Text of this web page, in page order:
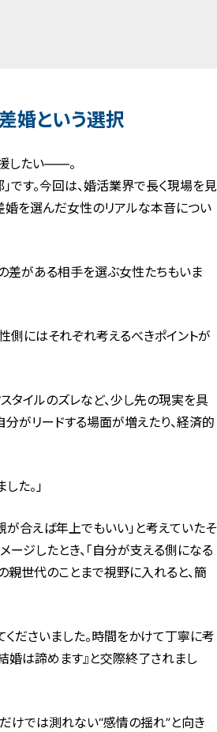
婚という選択
援したい――。
です。今回は、婚活業界で長く現場を見
婚を選んだ女性のリアルな本音につい
差がある相手を選ぶ女性たちもいま
側にはそれぞれ考えるべきポイントが
タイルのズレなど、少し先の現実を具
がリードする場面が増えたり、経済的
た。」
合えば年上でもいい」と考えていたそ
ージしたとき、「自分が支える側になる
親世代のことまで視野に入れると、簡
ださいました。時間をかけて丁寧に考
婚は諦めます』と交際終了されまし
けでは測れない“感情の揺れ”と向き